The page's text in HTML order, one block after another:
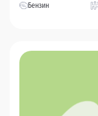
Бензин